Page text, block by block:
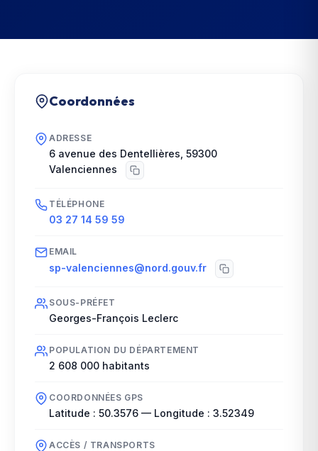
Coordonnées
ADRESSE
6 avenue des Dentellières 59300
Valenciennes
TÉLÉPHONE
03 27 14 59 59
EMAIL
sp-valenciennes@nord.gouv.fr
SOUS-PRÉFET
Georges-François Leclerc
POPULATION DU DÉPARTEMENT
2 608 000 habitants
COORDONNÉES GPS
Latitude : 50.3576 — Longitude : 3.52349
ACCÈS / TRANSPORTS